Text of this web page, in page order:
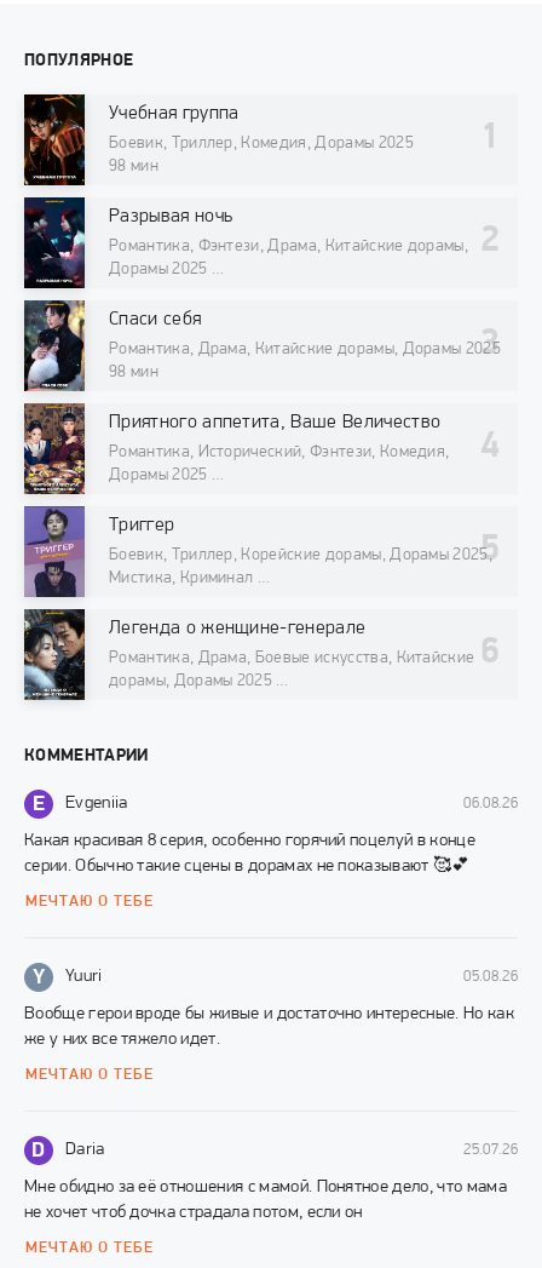
ПОПУЛЯРНОЕ
Учебная группа
Боевик, Триллер, Комедия, Дорамы 2025
98 мин
Разрывая ночь
Романтика, Фэнтези, Драма, Китайские дорамы,
Дорамы 2025
Спаси себя
Романтика, Драма, Китайские дорамы, Дорамы 2025
98 мин
Приятного аппетита, Ваше Величество
Романтика, Исторический, Фэнтези, Комедия,
Дорамы 2025
Триггер
Боевик, Триллер, Корейские дорамы, Дорамы 2025,
Мистика, Криминал
Легенда о женщине-генерале
Романтика, Драма, Боевые искусства, Китайские
дорамы, Дорамы 2025
КОММЕНТАРИИ
E Evgeniia 06.08.26
Какая красивая 8 серия, особенно горячий поцелуй в конце
серии. Обычно такие сцены в дорамах не показывают 🥰💕
МЕЧТАЮ О ТЕБЕ
Y Yuuri 05.08.26
Вообще герои вроде бы живые и достаточно интересные. Но как
же у них все тяжело идет.
МЕЧТАЮ О ТЕБЕ
D Daria 25.07.26
Мне обидно за её отношения с мамой. Понятное дело, что мама
не хочет чтоб дочка страдала потом, если он
МЕЧТАЮ О ТЕБЕ